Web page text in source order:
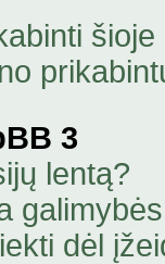
3
lentą?
dėl